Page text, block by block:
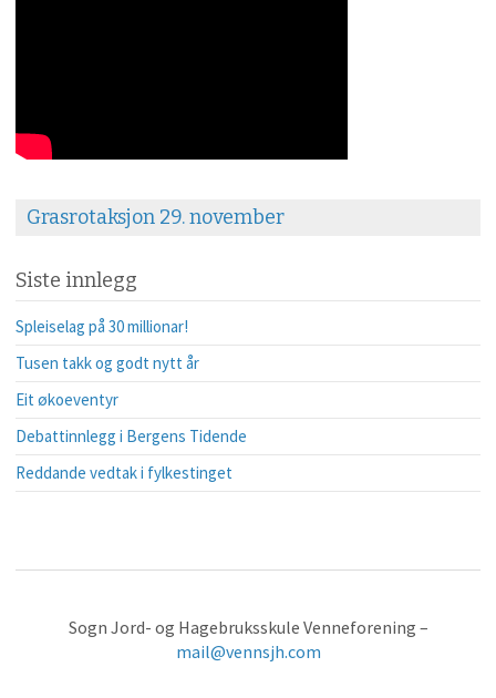
Grasrotaksjon 29. november
Siste innlegg
Spleiselag på 30 millionar!
Tusen takk og godt nytt år
Eit økoeventyr
Debattinnlegg i Bergens Tidende
Reddande vedtak i fylkestinget
Sogn Jord- og Hagebruksskule Venneforening –
mail@vennsjh.com